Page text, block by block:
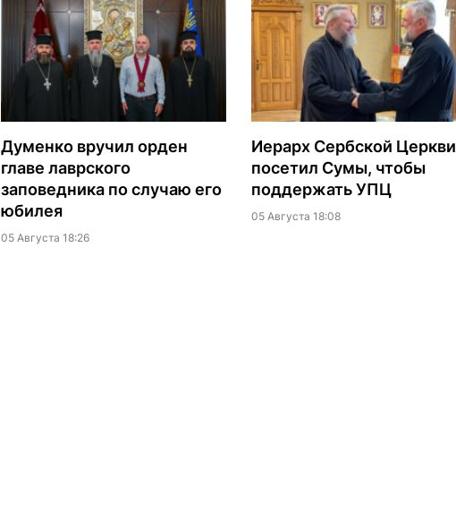
Думенко вручил орден
главе лаврского
заповедника по случаю его
юбилея
05 Августа 18:26
Иерарх Сербской Церкви
посетил Сумы, чтобы
поддержать УПЦ
05 Августа 18:08